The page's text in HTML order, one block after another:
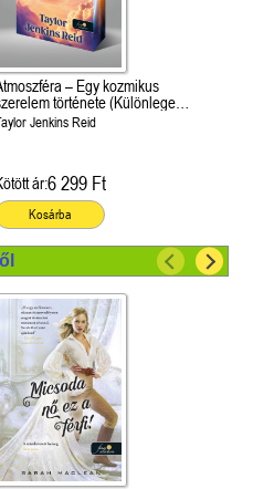
– Egy kozmikus
története (Különleges
kiadás!)
Jenkins Reid
ár:6 299 Ft
Kosárba